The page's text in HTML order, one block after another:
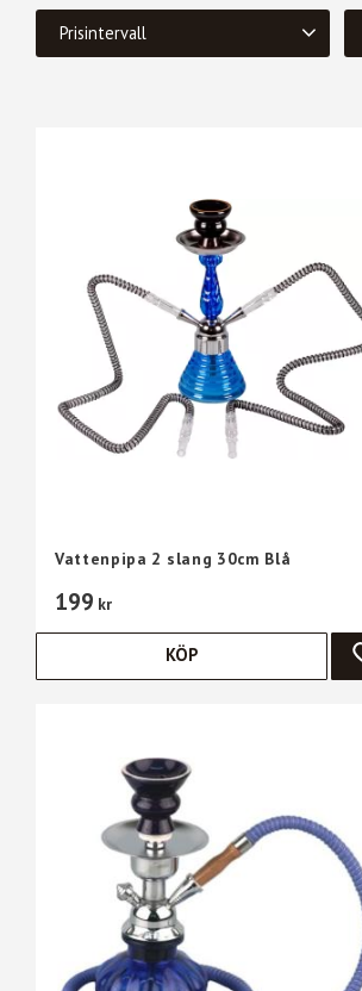
Prisintervall
Vattenpipa 2 slang 30cm Blå
199 kr
KÖP